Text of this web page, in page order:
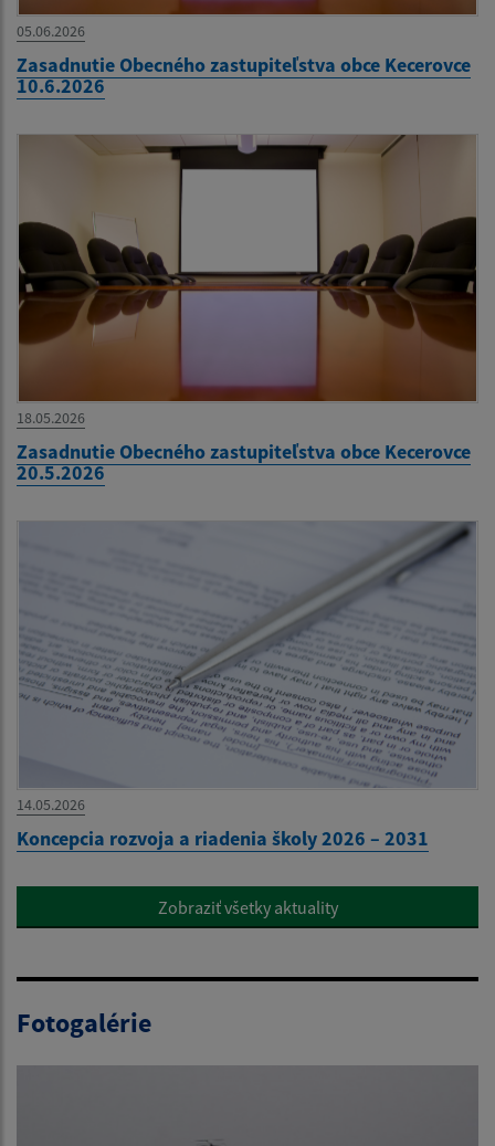
05.06.2026
Zasadnutie Obecného zastupiteľstva obce Kecerovce
10.6.2026
18.05.2026
Zasadnutie Obecného zastupiteľstva obce Kecerovce
20.5.2026
14.05.2026
Koncepcia rozvoja a riadenia školy 2026 – 2031
Zobraziť všetky aktuality
Fotogalérie